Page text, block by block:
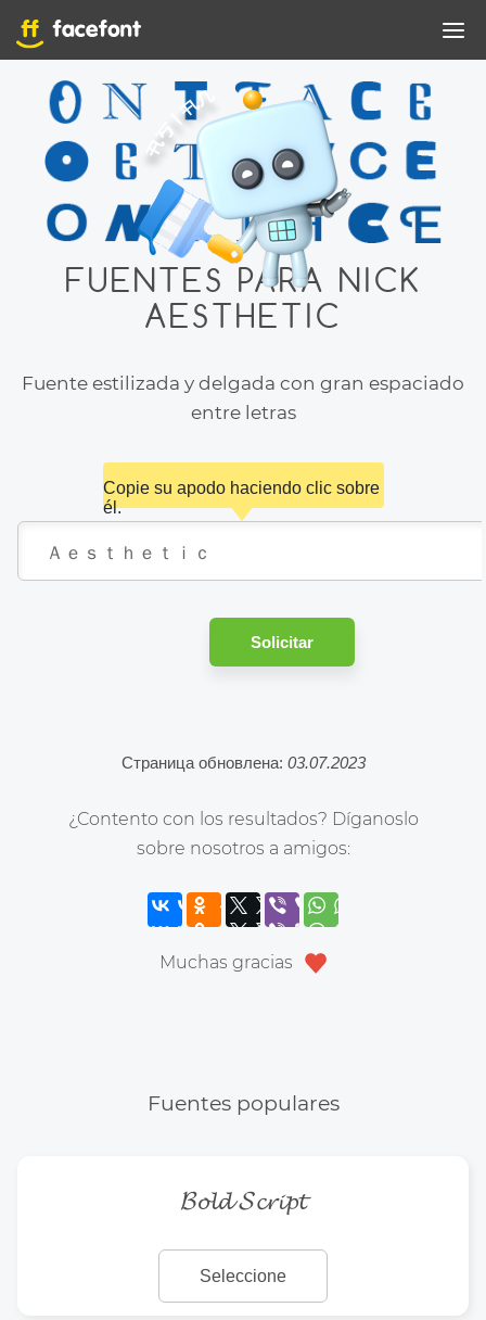
FUENTES PARA NICK
AESTHETIC
Fuente estilizada y delgada con gran espaciado
entre letras
Copie su apodo haciendo clic sobre
él.
Solicitar
Страница обновлена: 03.07.2023
¿Contento con los resultados? Díganoslo
sobre nosotros a amigos:
Muchas gracias
Fuentes populares
𝓑𝓸𝓵𝓭 𝓢𝓬𝓻𝓲𝓹𝓽
Seleccione